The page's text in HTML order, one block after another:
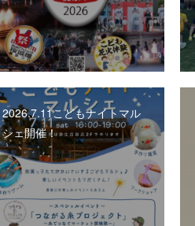
2026.7.11こどもナイトマル
シェ開催！